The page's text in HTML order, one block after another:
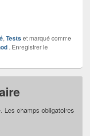
, Testset marqué comme
. Enregistrer le
Les champs obligatoires